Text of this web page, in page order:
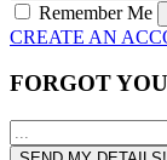
Remember Me
CREATE AN
FORGOT